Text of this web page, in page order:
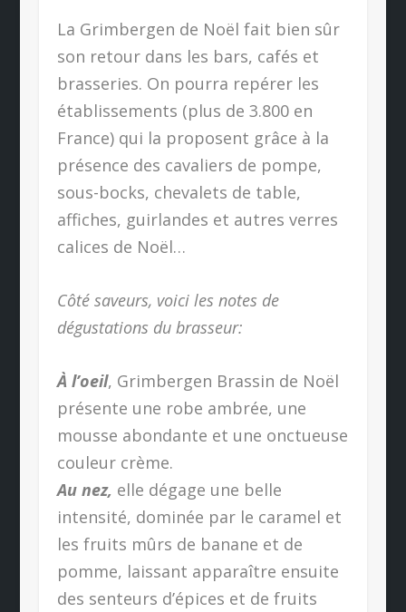
La Grimbergen de Noël fait bien sûr
son retour dans les bars, cafés et
brasseries. On pourra repérer les
établissements (plus de 3.800 en
France) qui la proposent grâce à la
présence des cavaliers de pompe,
sous-bocks, chevalets de table,
affiches, guirlandes et autres verres
calices de Noël…
Côté saveurs, voici les notes de
dégustations du brasseur:
À l’oeil, Grimbergen Brassin de Noël
présente une robe ambrée, une
mousse abondante et une onctueuse
couleur crème.
Au nez, elle dégage une belle
intensité, dominée par le caramel et
les fruits mûrs de banane et de
pomme, laissant apparaître ensuite
des senteurs d’épices et de fruits